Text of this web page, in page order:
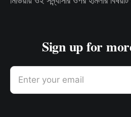
Sign up for
Enter your email